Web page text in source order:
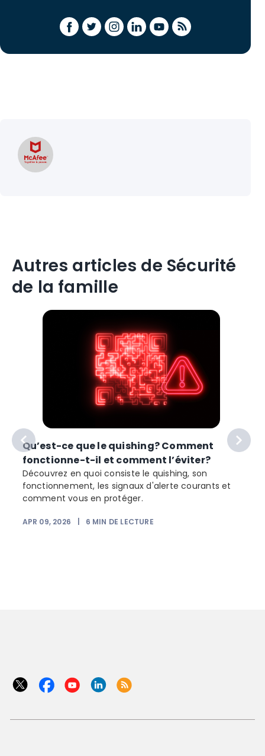
Autres articles de Sécurité
de la famille
Qu’est-ce que le quishing? Comment
fonctionne-t-il et comment l’éviter?
Découvrez en quoi consiste le quishing, son
fonctionnement, les signaux d'alerte courants et
comment vous en protéger.
APR 09, 2026 6 MIN DE LECTURE